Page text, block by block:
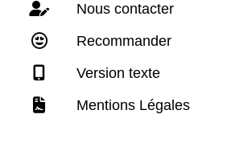
Nous contacter
Recommander
Version texte
Mentions Légales